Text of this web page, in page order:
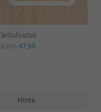
47,95
Hinta